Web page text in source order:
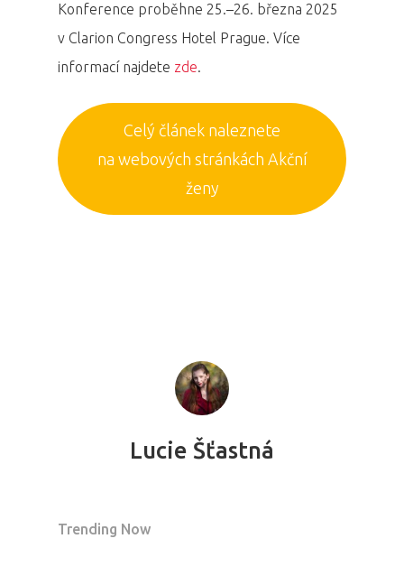
Konference proběhne 25.–26. března 2025
v Clarion Congress Hotel Prague. Více
informací najdete zde.
Celý článek naleznete
na webových stránkách Akční
ženy
Lucie Šťastná
Trending Now